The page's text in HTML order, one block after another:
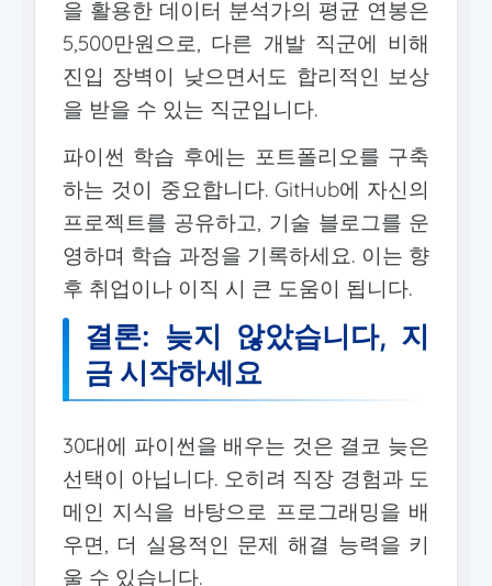
을 활용한 데이터 분석가의 평균 연봉은
5,500만원으로, 다른 개발 직군에 비해
진입 장벽이 낮으면서도 합리적인 보상
을 받을 수 있는 직군입니다.
파이썬 학습 후에는 포트폴리오를 구축
하는 것이 중요합니다. GitHub에 자신의
프로젝트를 공유하고, 기술 블로그를 운
영하며 학습 과정을 기록하세요. 이는 향
후 취업이나 이직 시 큰 도움이 됩니다.
결론: 늦지 않았습니다, 지
금 시작하세요
30대에 파이썬을 배우는 것은 결코 늦은
선택이 아닙니다. 오히려 직장 경험과 도
메인 지식을 바탕으로 프로그래밍을 배
우면, 더 실용적인 문제 해결 능력을 키
울 수 있습니다.